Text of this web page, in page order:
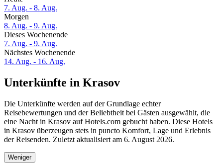
7. Aug. - 8. Aug.
Morgen
8. Aug. - 9. Aug.
Dieses Wochenende
7. Aug. - 9. Aug.
Nächstes Wochenende
14. Aug. - 16. Aug.
Unterkünfte in Krasov
Die Unterkünfte werden auf der Grundlage echter
Reisebewertungen und der Beliebtheit bei Gästen ausgewählt, die
eine Nacht in Krasov auf Hotels.com gebucht haben. Diese Hotels
in Krasov überzeugen stets in puncto Komfort, Lage und Erlebnis
der Reisenden. Zuletzt aktualisiert am 6. August 2026.
Weniger